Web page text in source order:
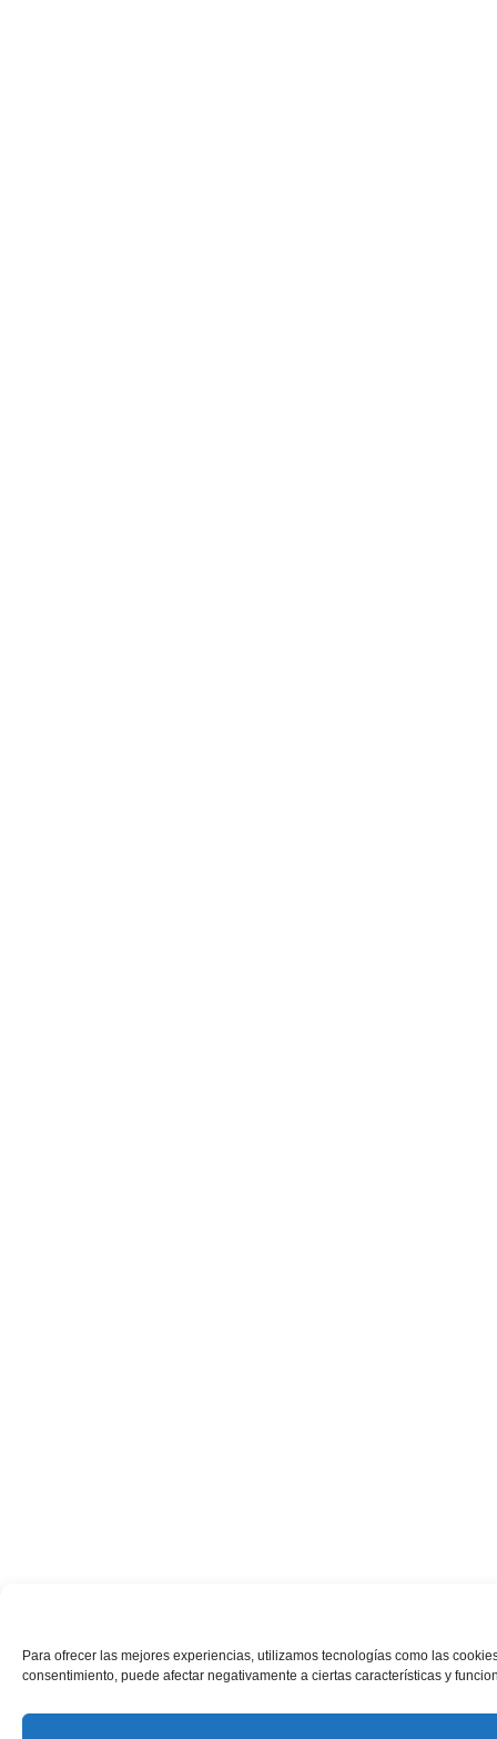
Para ofrecer las mejores experiencias, utilizamos tecnologías como las
consentimiento, puede afectar negativamente a ciertas características y